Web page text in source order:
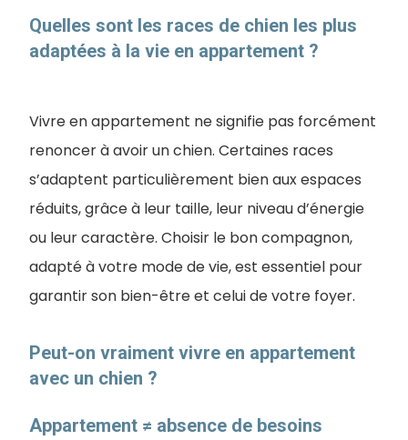
Quelles sont les races de chien les plus
adaptées à la vie en appartement ?
Vivre en appartement ne signifie pas forcément
renoncer à avoir un chien. Certaines races
s’adaptent particulièrement bien aux espaces
réduits, grâce à leur taille, leur niveau d’énergie
ou leur caractère. Choisir le bon compagnon,
adapté à votre mode de vie, est essentiel pour
garantir son bien-être et celui de votre foyer.
Peut-on vraiment vivre en appartement
avec un chien ?
Appartement ≠ absence de besoins